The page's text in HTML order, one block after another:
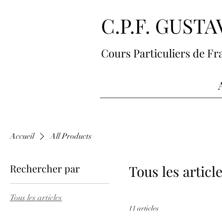
C.P.F.
Cours Particuliers de
Accueil All Products
Rechercher par
Tous les articles
Tous les
11 articles